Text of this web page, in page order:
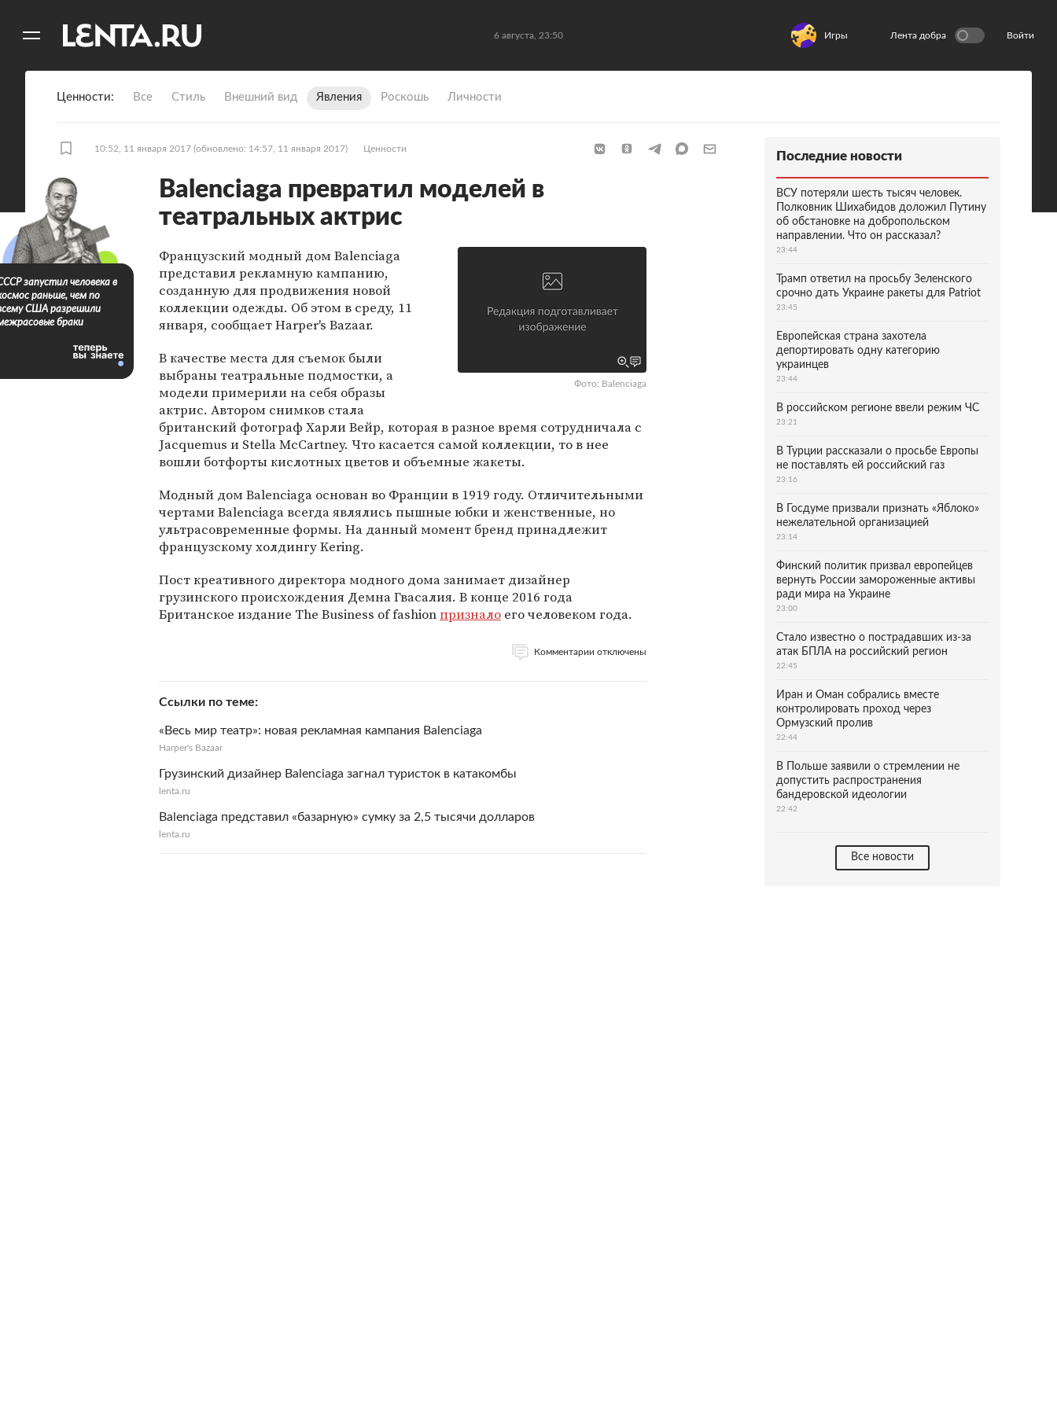
6 августа, 23:50 Игры Лента добра Войти
Ценности Все Стиль Внешний вид Явления Роскошь Личности
10:52, 11 января 2017 (обновлено: 14:57, 11 января 2017) Ценности
Balenciaga превратил моделей в
театральных актрис
Фото: Balenciaga
Французский модный дом Balenciaga
представил рекламную кампанию,
созданную для продвижения новой
коллекции одежды. Об этом в среду, 11
января, сообщает Harper's Bazaar.
В качестве места для съемок были
выбраны театральные подмостки, а
модели примерили на себя образы
актрис. Автором снимков стала
британский фотограф Харли Вейр, которая в разное время сотрудничала с
Jacquemus и Stella McCartney. Что касается самой коллекции, то в нее
вошли ботфорты кислотных цветов и объемные жакеты.
Модный дом Balenciaga основан во Франции в 1919 году. Отличительными
чертами Balenciaga всегда являлись пышные юбки и женственные, но
ультрасовременные формы. На данный момент бренд принадлежит
французскому холдингу Kering.
Пост креативного директора модного дома занимает дизайнер
грузинского происхождения Демна Гвасалия. В конце 2016 года
Британское издание The Business of fashionпризнало его человеком года.
Комментарии отключены
Ссылки по теме
«Весь мир театр»: новая рекламная кампания Balenciaga
Harper's Bazaar
Грузинский дизайнер Balenciaga загнал туристок в катакомбы
lenta.ru
Balenciaga представил «базарную» сумку за 2,5 тысячи долларов
lenta.ru
запустил человека в
раньше, чем по
США разрешили
браки
Последние новости
ВСУ потеряли шесть тысяч человек.
Полковник Шихабидов доложил Путину
об обстановке на добропольском
направлении. Что он рассказал?
23:44
Трамп ответил на просьбу Зеленского
срочно дать Украине ракеты для Patriot
23:45
Европейская страна захотела
депортировать одну категорию
украинцев
23:44
В российском регионе ввели режим ЧС
23:21
В Турции рассказали о просьбе Европы
не поставлять ей российский газ
23:16
В Госдуме призвали признать «Яблоко»
нежелательной организацией
23:14
Финский политик призвал европейцев
вернуть России замороженные активы
ради мира на Украине
23:00
Стало известно о пострадавших из-за
атак БПЛА на российский регион
22:45
Иран и Оман собрались вместе
контролировать проход через
Ормузский пролив
22:44
В Польше заявили о стремлении не
допустить распространения
бандеровской идеологии
22:42
Все новости